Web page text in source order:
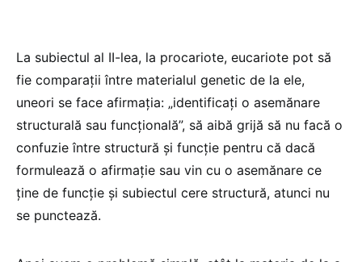
La subiectul al II-lea, la procariote, eucariote pot să
fie comparații între materialul genetic de la ele,
uneori se face afirmația: „identificați o asemănare
structurală sau funcțională”, să aibă grijă să nu facă o
confuzie între structură și funcție pentru că dacă
formulează o afirmație sau vin cu o asemănare ce
ține de funcție și subiectul cere structură, atunci nu
se punctează.